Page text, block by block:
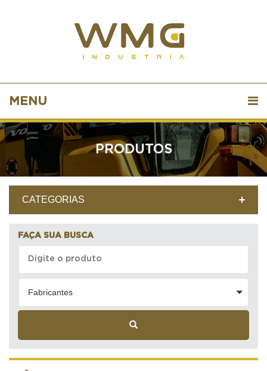
MENU
PRODUTOS
CATEGORIAS
FAÇA SUA BUSCA
Fabricantes